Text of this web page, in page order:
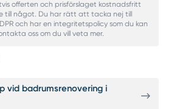
offerten och prisförslaget kostnadsfritt
till något. Du har rätt att tacka nej till
och har en integritetspolicy som du kan
oss om du vill veta mer.
vid badrumsrenovering i